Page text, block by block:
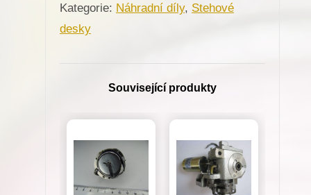
pro
Minerva
množství
Kategorie: Náhradní díly, Stehové
desky
Související produkty